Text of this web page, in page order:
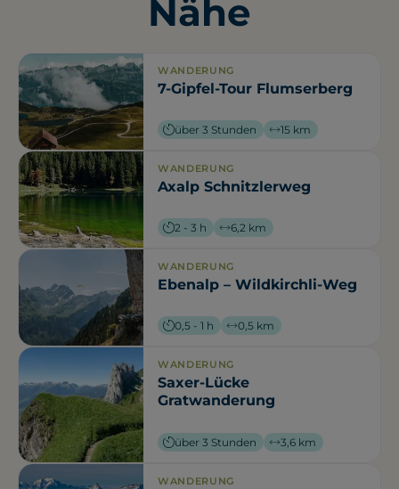
Nähe
WANDERUNG
7-Gipfel-Tour Flumserberg
über 3 Stunden 15 km
WANDERUNG
Axalp Schnitzlerweg
2 - 3 h 6,2 km
WANDERUNG
Ebenalp – Wildkirchli-Weg
0,5 - 1 h 0,5 km
WANDERUNG
Saxer-Lücke
Gratwanderung
über 3 Stunden 3,6 km
WANDERUNG